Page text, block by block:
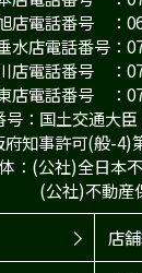
店電話番号 ：
水店電話番号：
店電話番号 ：
店電話番号 ：
号：国土交通大臣
府知事許可(般-4)
：(公社)全日本
)不動産保
店